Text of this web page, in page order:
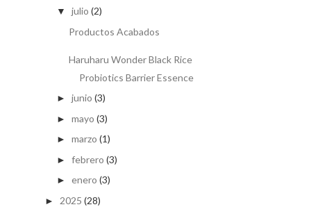
▼ julio (2)
Productos Acabados
Haruharu Wonder Black Rice
Probiotics Barrier Essence
► junio (3)
► mayo (3)
► marzo (1)
► febrero (3)
► enero (3)
► 2025 (28)